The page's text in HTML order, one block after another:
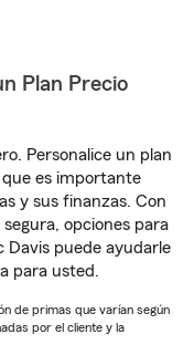
Plan Precio
Personalice un plan
es importante
y sus finanzas. Con
opciones para
Davis puede ayudarle
para usted.
de primas que varían según
por el cliente y la